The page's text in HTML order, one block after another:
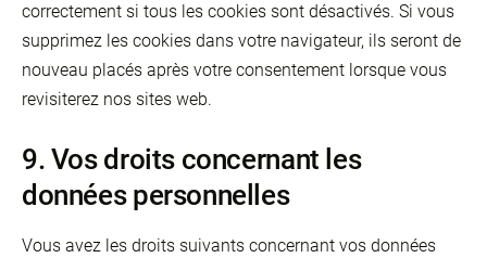
correctement si tous les cookies sont désactivés. Si vous
supprimez les cookies dans votre navigateur, ils seront de
nouveau placés après votre consentement lorsque vous
revisiterez nos sites web.
9. Vos droits concernant les
données personnelles
Vous avez les droits suivants concernant vos données